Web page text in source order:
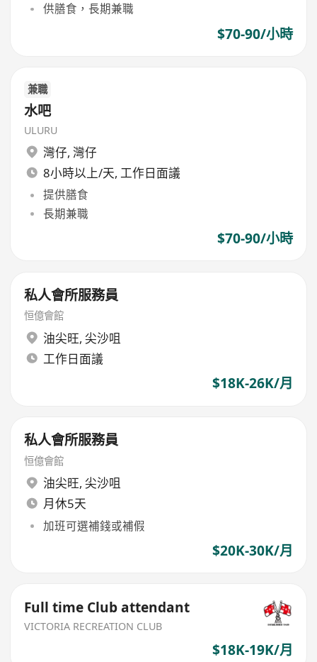
供膳食，長期兼職
$70-90/小時
兼職
水吧
ULURU
灣仔, 灣仔
8小時以上/天, 工作日面議
提供膳食
長期兼職
$70-90/小時
私人會所服務員
恒億會館
油尖旺, 尖沙咀
工作日面議
$18K-26K/月
私人會所服務員
恒億會館
油尖旺, 尖沙咀
月休5天
加班可選補錢或補假
$20K-30K/月
Full time Club attendant
VICTORIA RECREATION CLUB
$18K-19K/月